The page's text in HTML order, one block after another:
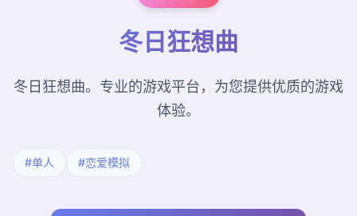
冬日狂想曲
冬日狂想曲。专业的游戏平台，为您提供优质的游戏
体验。
#单人 #恋爱模拟